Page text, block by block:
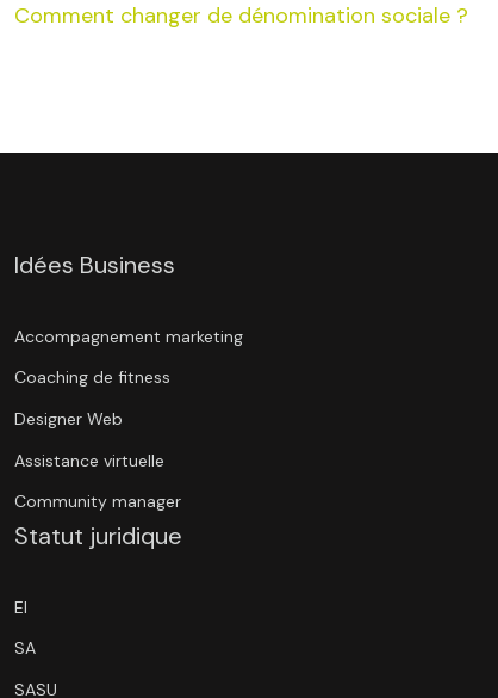
Comment changer de dénomination sociale ?
Idées Business
Accompagnement marketing
Coaching de fitness
Designer Web
Assistance virtuelle
Community manager
Statut juridique
EI
SA
SASU